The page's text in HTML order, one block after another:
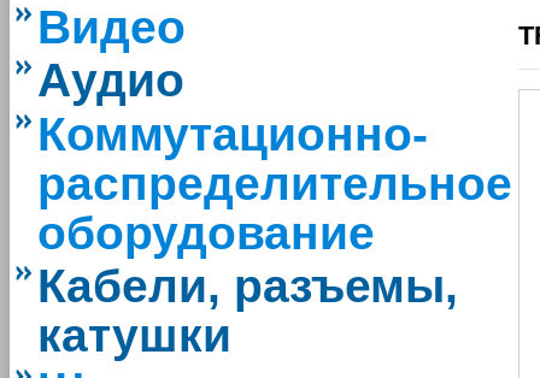
Видео
Аудио
Коммутационно-
распределительное
оборудование
Кабели, разъемы,
катушки